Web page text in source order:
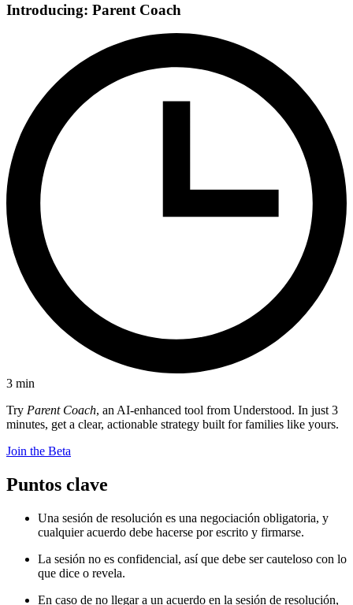
Introducing: Parent Coach
3 min
Try Parent Coach, an AI-enhanced tool from Understood. In just 3
minutes, get a clear, actionable strategy built for families like yours.
Join the Beta
Puntos clave
Una sesión de resolución es una negociación obligatoria, y
cualquier acuerdo debe hacerse por escrito y firmarse.
La sesión no es confidencial, así que debe ser cauteloso con lo
que dice o revela.
En caso de no llegar a un acuerdo en la sesión de resolución,